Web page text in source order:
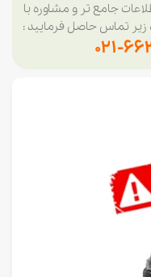
جامع تر و مشاوره با